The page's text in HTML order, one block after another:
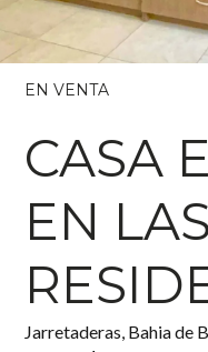
EN VENTA
CASA
EN
Jarretaderas, Bahia de